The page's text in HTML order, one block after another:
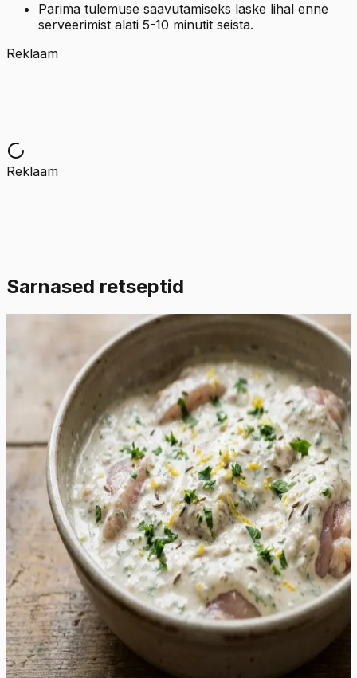
Parima tulemuse saavutamiseks laske lihal enne
serveerimist alati 5-10 minutit seista.
Reklaam
Reklaam
Sarnased retseptid
Hinnang:(2)
Šašlõkimarinaad jogurtiga
See erakordselt rammus ja siidine marinaad muudab
kanafilee või kintsuliha uskumatult pehmeks ja
mahlaseks. Jogurtis sisalduvad piimahapped lõhustavad
õrnalt lihakiude, tagades tulemuse, mis sulab suus ega
muutu grillimisel kuivaks. Värske sidrunimahl ja riivitud
sidrunikoor lisavad vajalikku hapukust ja eredat
tsitruselist nooti, mis tasakaalustab jogurti täidlust.
Värskelt hakitud petersell ja vürtsköömen loovad sügava
ja aromaatse maitsebuketi, mis täidab õue isuäratava
lõhnaga juba esimestest minutitest grillil. See marinaad
on ideaalne valik soojadeks suveõhtuteks, pakkudes
kergemat ja tervislikumat alternatiivi traditsioonilistele
äädikapõhistele marinaadidele. Valmis šašlõkk on pealt
kaunilt kuldpruun ja seest voolavalt mahlane, sobides
suurepäraselt nautimiseks koos värskete salatite või
grillitud köögiviljadega igal aiapeol.
30min